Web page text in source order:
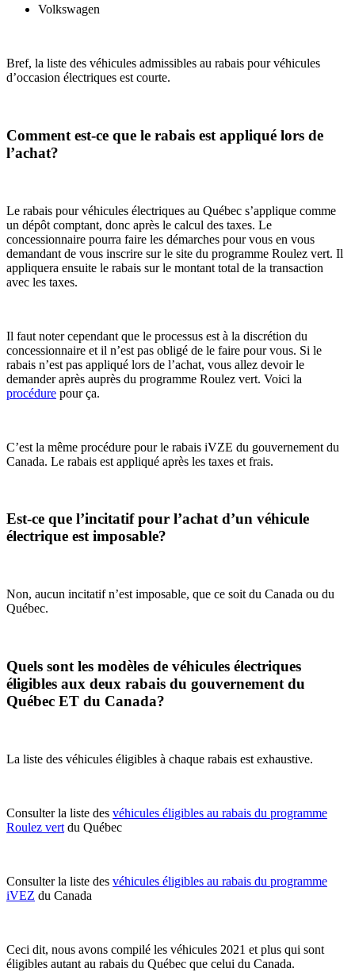
Volkswagen
Bref, la liste des véhicules admissibles au rabais pour véhicules
d’occasion électriques est courte.
Comment est-ce que le rabais est appliqué lors de
l’achat?
Le rabais pour véhicules électriques au Québec s’applique comme
un dépôt comptant, donc après le calcul des taxes. Le
concessionnaire pourra faire les démarches pour vous en vous
demandant de vous inscrire sur le site du programme Roulez vert. Il
appliquera ensuite le rabais sur le montant total de la transaction
avec les taxes.
Il faut noter cependant que le processus est à la discrétion du
concessionnaire et il n’est pas obligé de le faire pour vous. Si le
rabais n’est pas appliqué lors de l’achat, vous allez devoir le
demander après auprès du programme Roulez vert. Voici la
procédure pour ça.
C’est la même procédure pour le rabais iVZE du gouvernement du
Canada. Le rabais est appliqué après les taxes et frais.
Est-ce que l’incitatif pour l’achat d’un véhicule
électrique est imposable?
Non, aucun incitatif n’est imposable, que ce soit du Canada ou du
Québec.
Quels sont les modèles de véhicules électriques
éligibles aux deux rabais du gouvernement du
Québec ET du Canada?
La liste des véhicules éligibles à chaque rabais est exhaustive.
Consulter la liste des véhicules éligibles au rabais du programme
Roulez vert du Québec
Consulter la liste des véhicules éligibles au rabais du programme
iVEZ du Canada
Ceci dit, nous avons compilé les véhicules 2021 et plus qui sont
éligibles autant au rabais du Québec que celui du Canada.